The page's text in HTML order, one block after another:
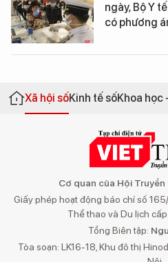
ngày, Bộ Y
có phương
Xã hội sốKinh tế sốKhoa học
Cơ quan của Hội
Giấy phép hoạt động báo chí số
Thể thao và Du lịch
Tổng Biên tập:
Tòa soạn: LK16-18, Khu đô thị